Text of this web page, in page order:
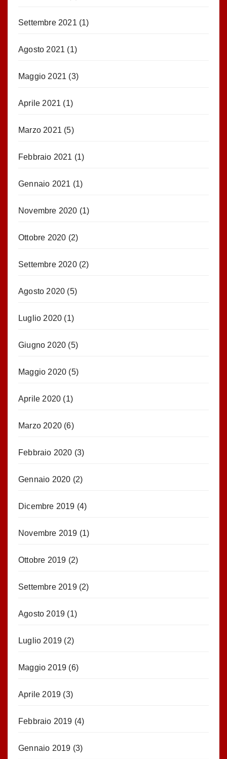
Settembre 2021 (1)
Agosto 2021 (1)
Maggio 2021 (3)
Aprile 2021 (1)
Marzo 2021 (5)
Febbraio 2021 (1)
Gennaio 2021 (1)
Novembre 2020 (1)
Ottobre 2020 (2)
Settembre 2020(2)
Agosto 2020 (5)
Luglio 2020 (1)
Giugno 2020 (5)
Maggio 2020 (5)
Aprile 2020 (1)
Marzo 2020 (6)
Febbraio 2020 (3)
Gennaio 2020 (2)
Dicembre 2019 (4)
Novembre 2019 (1)
Ottobre 2019 (2)
Settembre 2019(2)
Agosto 2019 (1)
Luglio 2019 (2)
Maggio 2019 (6)
Aprile 2019 (3)
Febbraio 2019 (4)
Gennaio 2019 (3)